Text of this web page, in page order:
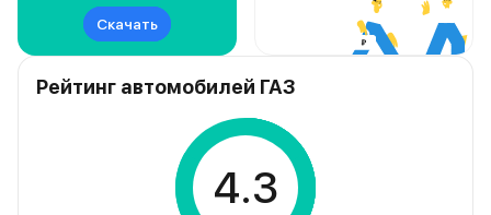
Скачать
Рейтинг автомобилей ГАЗ
4.3